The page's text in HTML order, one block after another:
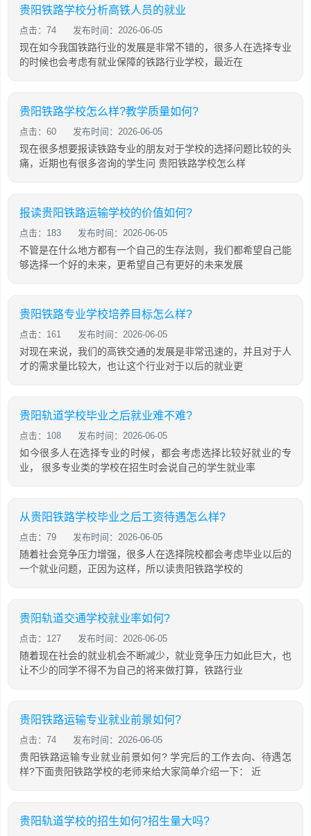
贵阳铁路学校分析高铁人员的就业
点击：74 发布时间：2026-06-05
现在如今我国铁路行业的发展是非常不错的，很多人在选择专业
的时候也会考虑有就业保障的铁路行业学校，最近在
贵阳铁路学校怎么样?教学质量如何?
点击：60 发布时间：2026-06-05
现在很多想要报读铁路专业的朋友对于学校的选择问题比较的头
痛，近期也有很多咨询的学生问 贵阳铁路学校怎么样
报读贵阳铁路运输学校的价值如何?
点击：183 发布时间：2026-06-05
不管是在什么地方都有一个自己的生存法则，我们都希望自己能
够选择一个好的未来，更希望自己有更好的未来发展
贵阳铁路专业学校培养目标怎么样?
点击：161 发布时间：2026-06-05
对现在来说，我们的高铁交通的发展是非常迅速的，并且对于人
才的需求量比较大，也让这个行业对于以后的就业更
贵阳轨道学校毕业之后就业难不难?
点击：108 发布时间：2026-06-05
如今很多人在选择专业的时候，都会考虑选择比较好就业的专
业， 很多专业类的学校在招生时会说自己的学生就业率
从贵阳铁路学校毕业之后工资待遇怎么样?
点击：79 发布时间：2026-06-05
随着社会竞争压力增强，很多人在选择院校都会考虑毕业以后的
一个就业问题，正因为这样，所以读贵阳铁路学校的
贵阳轨道交通学校就业率如何?
点击：127 发布时间：2026-06-05
随着现在社会的就业机会不断减少，就业竞争压力如此巨大，也
让不少的同学不得不为自己的将来做打算，铁路行业
贵阳铁路运输专业就业前景如何?
点击：74 发布时间：2026-06-05
贵阳铁路运输专业就业前景如何? 学完后的工作去向、待遇怎
样?下面贵阳铁路学校的老师来给大家简单介绍一下： 近
贵阳轨道学校的招生如何?招生量大吗?